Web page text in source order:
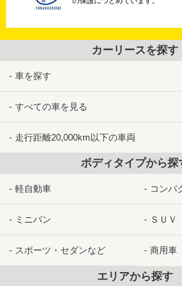
カーリースを探す
車を探す
すべての車を見る
走行距離20,000km以下の車両
ボディタイプから探
軽自動車 コンパ
ミニバン ＳＵＶ
スポーツ・セダンなど 商用車
エリアから探す